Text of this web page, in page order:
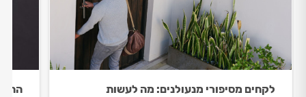
לקחים מסיפורי מנעולנים: מה לעשות